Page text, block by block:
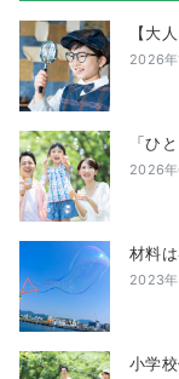
【大
2026年
「ひ
2026年
材料
2023年
小学